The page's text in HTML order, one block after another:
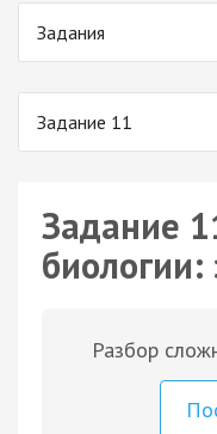
Задания
Задание 11
Задание
биологии:
Разбор